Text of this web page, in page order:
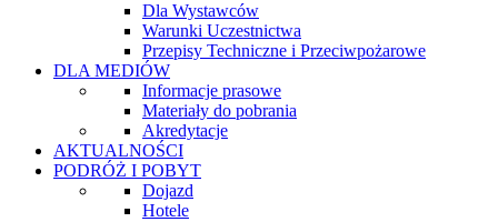
Dla Wystawców
Warunki Uczestnictwa
Przepisy Techniczne i Przeciwpożarowe
DLA MEDIÓW
Informacje prasowe
Materiały do pobrania
Akredytacje
AKTUALNOŚCI
PODRÓŻ I POBYT
Dojazd
Hotele